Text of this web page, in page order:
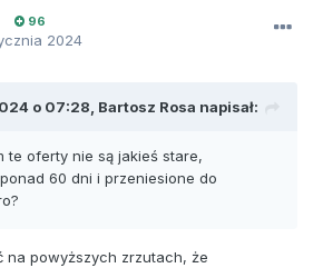
96
2024
o 07:28, Bartosz Rosa napisał:
te oferty nie są jakieś stare,
60 dni i przeniesione do
na powyższych zrzutach, że